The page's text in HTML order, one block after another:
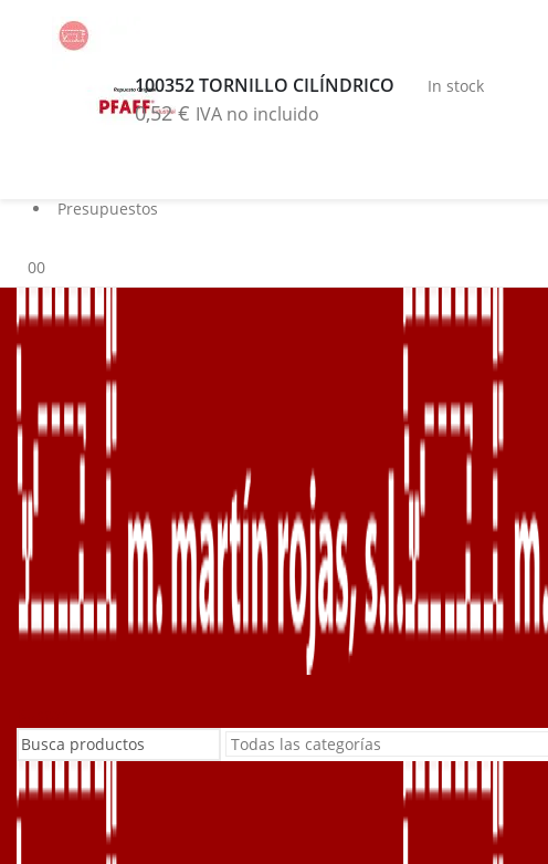
Servicios
Presupuestos
00
100352 TORNILLO CILÍNDRICO
0,52€ IVA no incluido
In stock